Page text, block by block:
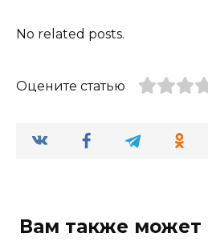
No related posts.
Оцените статью
Вам также может